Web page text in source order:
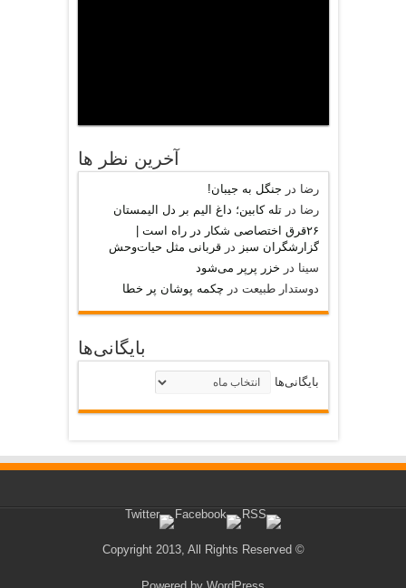
آخرين نظر ها
رضا در جنگل به جیبان!
رضا درتله کابین؛ داغ الیم بر دل الیمستان
۲۶قرق اختصاصی شکار‌ در راه است |
گزارشگران سبز درقربانی مثل حیات‌وحش
سینا در خزر پرپر می‌شود
دوستدار طبیعت در چکمه پوشان پر خطا
بایگانی‌ها
بایگانی‌ها
© Copyright 2013, All Rights Reserved